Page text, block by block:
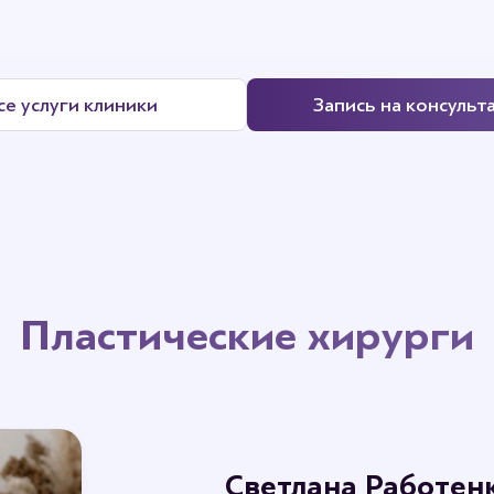
услуги клиники Запись на
Пластические хирурги
Светлана